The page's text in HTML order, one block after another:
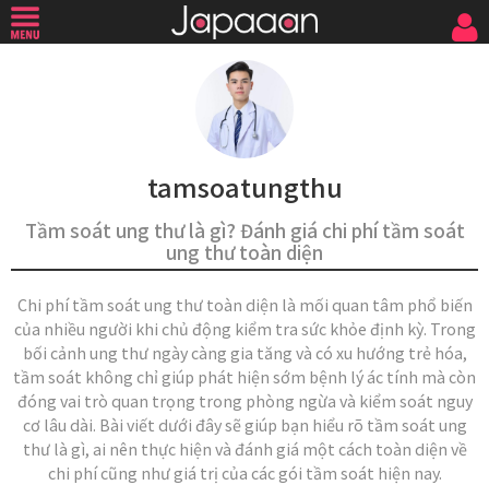
tamsoatungthu
Tầm soát ung thư là gì? Đánh giá chi phí tầm soát
ung thư toàn diện
Chi phí tầm soát ung thư toàn diện là mối quan tâm phổ biến
của nhiều người khi chủ động kiểm tra sức khỏe định kỳ. Trong
bối cảnh ung thư ngày càng gia tăng và có xu hướng trẻ hóa,
tầm soát không chỉ giúp phát hiện sớm bệnh lý ác tính mà còn
đóng vai trò quan trọng trong phòng ngừa và kiểm soát nguy
cơ lâu dài. Bài viết dưới đây sẽ giúp bạn hiểu rõ tầm soát ung
thư là gì, ai nên thực hiện và đánh giá một cách toàn diện về
chi phí cũng như giá trị của các gói tầm soát hiện nay.